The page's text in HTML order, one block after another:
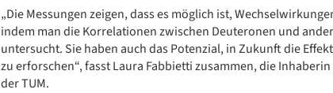
„Die Messungen zeigen, dass es möglich ist,
indem man die Korrelationen zwischen Deuteronen und
untersucht. Sie haben auch das Potenzial, in Zukunft die
zu erforschen“, fasst Laura Fabbietti zusammen, die
der TUM.